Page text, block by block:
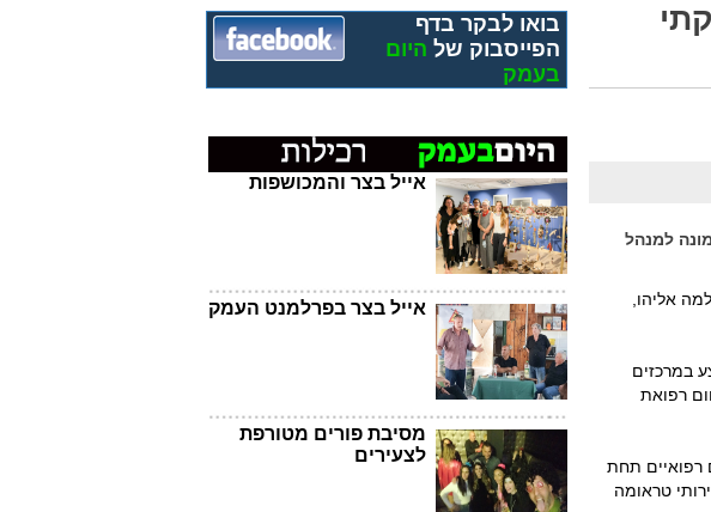
למנהל
אליהו,
במרכזים
רפואת
רפואיים תחת
טראומה
בואו לבקר בדף
הפייסבוק של היום
בעמק
אייל בצר והמכושפות
אייל בצר בפרלמנט העמק
מסיבת פורים מטורפת
לצעירים